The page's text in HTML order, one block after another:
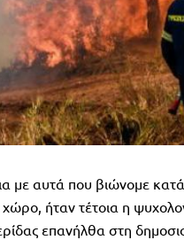
με αυτά που βιώνομε
ήταν τέτοια η
επανήλθα στη